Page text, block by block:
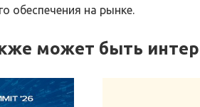
обеспечения на рынке.
может быть